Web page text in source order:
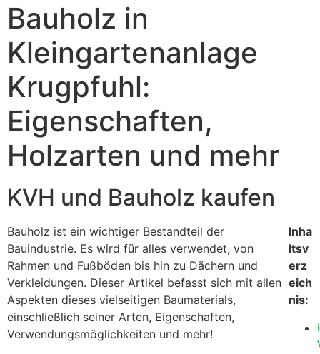
Bauholz in
Kleingartenanlage
Krugpfuhl:
Eigenschaften,
Holzarten und mehr
KVH und Bauholz kaufen
Bauholz ist ein wichtiger Bestandteil der
Bauindustrie. Es wird für alles verwendet, von
Rahmen und Fußböden bis hin zu Dächern und
Verkleidungen. Dieser Artikel befasst sich mit allen
Aspekten dieses vielseitigen Baumaterials,
einschließlich seiner Arten, Eigenschaften,
Verwendungsmöglichkeiten und mehr!
Inha
ltsv
erz
eich
nis: